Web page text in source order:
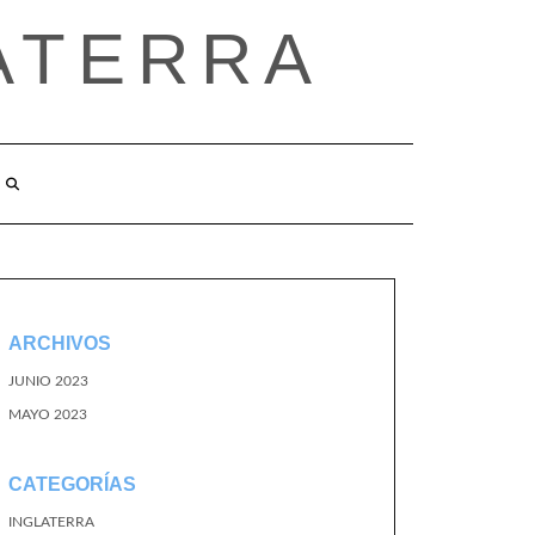
ARCHIVOS
JUNIO 2023
MAYO 2023
CATEGORÍAS
INGLATERRA